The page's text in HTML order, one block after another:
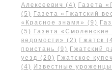
Алексеевич (4) Газета
(5) Газета «Гжатский
«Красное знамя»
(9)
(5) Газета «Смоленские
ведомости»
(2) Гжатск
пристань (9) Гжатский
уезд (20) Гжатское
(4) Известные уроженцы